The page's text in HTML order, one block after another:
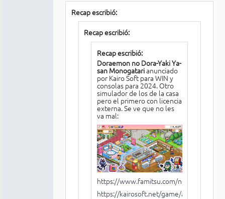
Recap escribió:
Recap escribió:
Recap escribió:
Doraemon no Dora-Yaki Ya-
san Monogatarianunciado
por Kairo Soft para WIN y
consolas para 2024. Otro
simulador de los de la casa
pero el primero con licencia
externa. Se ve que no les
va mal:
https://www.famitsu.com/news/
https://kairosoft.net/game/appli/